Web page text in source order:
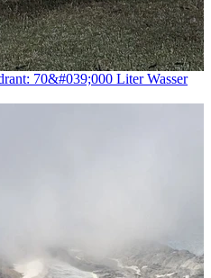
70&#039;000 Liter Wasser